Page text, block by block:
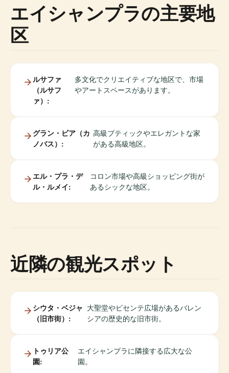
エイシャンプラの主要地
区
ルサファ
（ルサフ
ァ）:
多文化でクリエイティブな地区で、市場
やアートスペースがあります。
グラン・ビア（カ
ノバス）:
高級ブティックやエレガントな家
がある高級地区。
エル・プラ・デ
ル・ルメイ:
コロン市場や高級ショッピング街が
あるシックな地区。
近隣の観光スポット
シウタ・ベジャ
（旧市街）:
大聖堂やビセンテ広場があるバレン
シアの歴史的な旧市街。
トゥリア公
園:
エイシャンプラに隣接する広大な公
園。